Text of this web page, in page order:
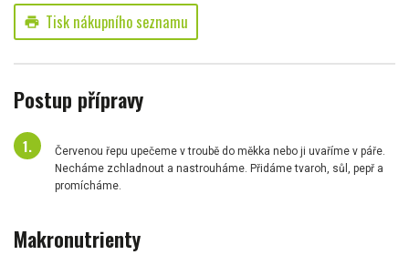
print Tisk nákupního seznamu
Postup přípravy
Červenou řepu upečeme v troubě do měkka nebo ji uvaříme v páře.
Necháme zchladnout a nastrouháme. Přidáme tvaroh, sůl, pepř a
promícháme.
Makronutrienty